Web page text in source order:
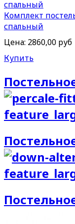
Комплект
спальный
Цена: 2860,00 руб
Купить